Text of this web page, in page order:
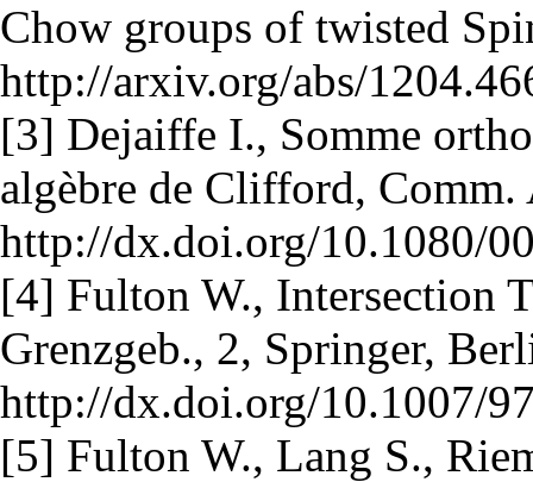
Chow groups of twisted
http://arxiv.org/abs/
[3] Dejaiffe I., Somme
algèbre de Clifford,
http://dx.doi.org/10.1080/
[4] Fulton W., Intersection
Grenzgeb., 2, Springer,
http://dx.doi.org/10.1007/
[5] Fulton W., Lang S.,